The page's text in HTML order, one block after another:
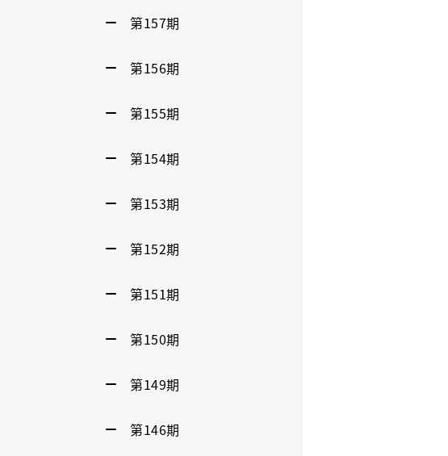
第157期
第156期
第155期
第154期
第153期
第152期
第151期
第150期
第149期
第146期